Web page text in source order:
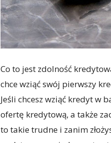
Co to jest zdolność
chce wziąć swój pierwszy
Jeśli chcesz wziąć kredyt w
ofertę kredytową, a także
to takie trudne i zanim